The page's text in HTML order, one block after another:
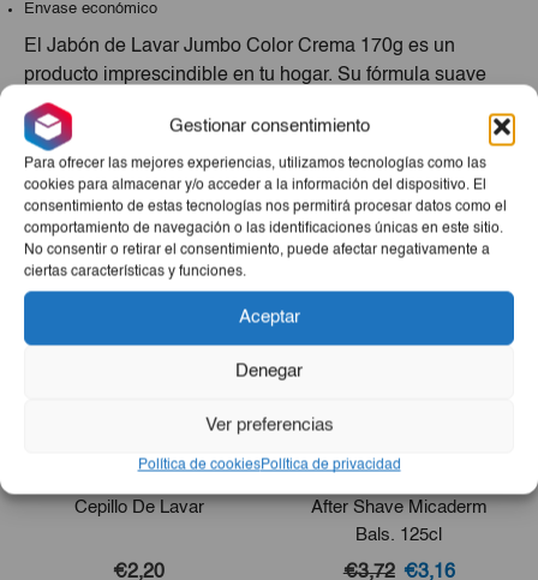
Gestionar consentimiento
Para ofrecer las mejores experiencias, utilizamos tecnologías como las
cookies para almacenar y/o acceder a la información del dispositivo. El
consentimiento de estas tecnologías nos permitirá procesar datos como el
comportamiento de navegación o las identificaciones únicas en este sitio.
No consentir o retirar el consentimiento, puede afectar negativamente a
ciertas características y funciones.
Aceptar
Denegar
Ver preferencias
Política de cookiesPolítica de privacidad
Envase económico
El Jabón de Lavar Jumbo Color Crema 170g es un
producto imprescindible en tu hogar. Su fórmula suave
garantiza resultados impecables en cada lavado.
Además, su presentación en envase económico lo
convierte en una excelente elección para cuidar tu ropa.
Productos Relacionados
Cepillo De Lavar
€2,20
After Shave Micaderm
Bals. 125cl
€3,72 El
€3,16El